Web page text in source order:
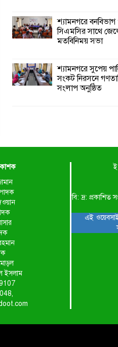
শ্যামনগরে
সিএমসির সাথে
মতবিনিময় সভা
শ্যামনগরে সুপেয়
সংকট নিরসনে
সংলাপ অনুষ্ঠিত
বি: দ্র:
এই